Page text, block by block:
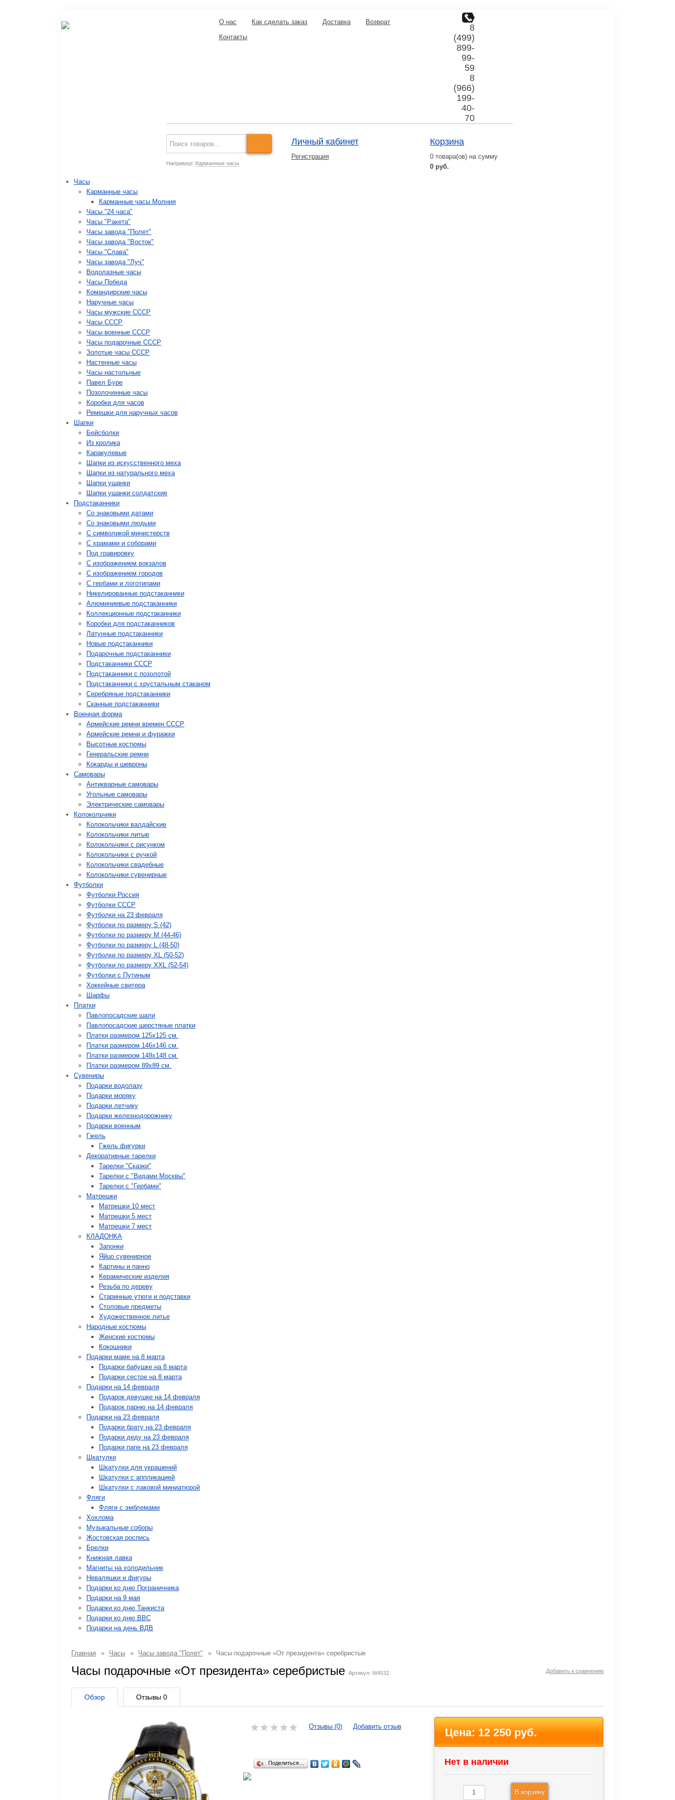
О нас Как сделать заказ Доставка
Возврат
Контакты
8
(499)
899-
99-
59
8
(966)
199-
40-
70
Например: Карманные часы
Личный кабинет
Регистрация
Корзина
0 товара(ов) на сумму
0 руб.
Часы
Карманные часы
Карманные часы Молния
Часы "24 часа"
Часы "Ракета"
Часы завода "Полет"
Часы завода "Восток"
Часы "Слава"
Часы завода "Луч"
Водолазные часы
Часы Победа
Командирские часы
Наручные часы
Часы мужские СССР
Часы СССР
Часы военные СССР
Часы подарочные СССР
Золотые часы СССР
Настенные часы
Часы настольные
Павел Буре
Позолоченные часы
Коробки для часов
Ремешки для наручных часов
Шапки
Бейсболки
Из кролика
Каракулевые
Шапки из искусственного меха
Шапки из натурального меха
Шапки ушанки
Шапки ушанки солдатские
Подстаканники
Со знаковыми датами
Cо знаковыми людьми
C символикой министерств
C храмами и соборами
Под гравировку
С изображением вокзалов
С изображением городов
С гербами и логотипами
Никелированные подстаканники
Алюминиевые подстаканники
Коллекционные подстаканники
Коробки для подстаканников
Латунные подстаканники
Новые подстаканники
Подарочные подстаканники
Подстаканники СССР
Подстаканники с позолотой
Подстаканники с хрустальным стаканом
Серебряные подстаканники
Сканные подстаканники
Военная форма
Армейские ремни времен СССР
Армейские ремни и фуражки
Высотные костюмы
Генеральские ремни
Кокарды и шевроны
Cамовары
Антикварные самовары
Угольные самовары
Электрические самовары
Колокольчики
Колокольчики валдайские
Колокольчики литые
Колокольчики с рисунком
Колокольчики с ручкой
Колокольчики свадебные
Колокольчики сувенирные
Футболки
Футболки Россия
Футболки СССР
Футболки на 23 февраля
Футболки по размеру S (42)
Футболки по размеру М (44-46)
Футболки по размеру L (48-50)
Футболки по размеру XL (50-52)
Футболки по размеру XXL (52-54)
Футболки с Путиным
Хоккейные свитера
Шарфы
Платки
Павлопосадские шали
Павлопосадские шерстяные платки
Платки размером 125х125 см.
Платки размером 146х146 см.
Платки размером 148х148 см.
Платки размером 89х89 см.
Сувениры
Подарки водолазу
Подарки моряку
Подарки летчику
Подарки железнодорожнику
Подарки военным
Гжель
Гжель фигурки
Декоративные тарелки
Тарелки "Сказки"
Тарелки с "Видами Москвы"
Тарелки с "Гербами"
Матрешки
Матрешки 10 мест
Матрешки 5 мест
Матрешки 7 мест
КЛАДОНКА
Запонки
Яйцо сувенирное
Картины и панно
Керамические изделия
Резьба по дереву
Старинные утюги и подставки
Столовые предметы
Художественное литье
Народные костюмы
Женские костюмы
Кокошники
Подарки маме на 8 марта
Подарки бабушке на 8 марта
Подарки сестре на 8 марта
Подарки на 14 февраля
Подарок девушке на 14 февраля
Подарок парню на 14 февраля
Подарки на 23 февраля
Подарки брату на 23 февраля
Подарки деду на 23 февраля
Подарки папе на 23 февраля
Шкатулки
Шкатулки для украшений
Шкатулки с аппликацией
Шкатулки с лаковой миниатюрой
Фляги
Фляги с эмблемами
Хохлома
Музыкальные соборы
Жостовская роспись
Брелки
Книжная лавка
Магниты на холодильник
Неваляшки и фигуры
Подарки ко дню Пограничника
Подарки на 9 мая
Подарки ко дню Танкиста
Подарки ко дню ВВС
Подарки на день ВДВ
Главная » Часы » Часы завода "Полет" » Часы подарочные «От президента» серебристые
Часы подарочные «От президента» серебристые Артикул: W4532 Добавить к сравнению
Обзор Отзывы 0
Отзывы (0) Добавить отзыв
Поделиться…
Цена: 12 250 руб.
Нет в наличии
В корзину